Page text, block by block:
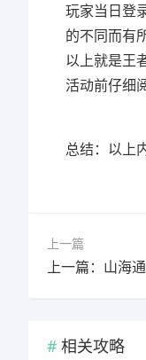
玩家当日登
的不同而有
以上就是王
活动前仔细
总结：以上
上一篇
上一篇：山海
相关攻略